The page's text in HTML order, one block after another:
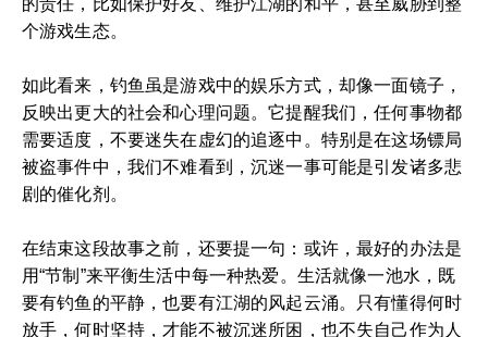
的责任，比如保护好友、维护江湖的和平，甚至威胁到整
个游戏生态。
如此看来，钓鱼虽是游戏中的娱乐方式，却像一面镜子，
反映出更大的社会和心理问题。它提醒我们，任何事物都
需要适度，不要迷失在虚幻的追逐中。特别是在这场镖局
被盗事件中，我们不难看到，沉迷一事可能是引发诸多悲
剧的催化剂。
在结束这段故事之前，还要提一句：或许，最好的办法是
用“节制”来平衡生活中每一种热爱。生活就像一池水，既
要有钓鱼的平静，也要有江湖的风起云涌。只有懂得何时
放手，何时坚持，才能不被沉迷所困，也不失自己作为人